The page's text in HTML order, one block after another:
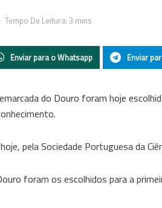
Tempo De Leitura: 3 mins
Enviar para o Whatsapp Enviar
do Douro foram hoje
pela Sociedade Portuguesa da
foram os escolhidos para a